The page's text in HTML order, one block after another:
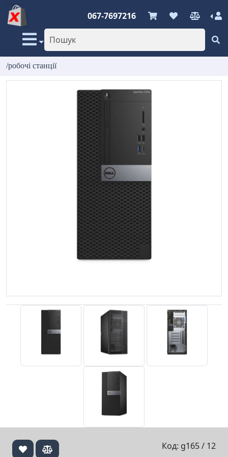
067-7697216
/робочі станції
Код: g165 / 12